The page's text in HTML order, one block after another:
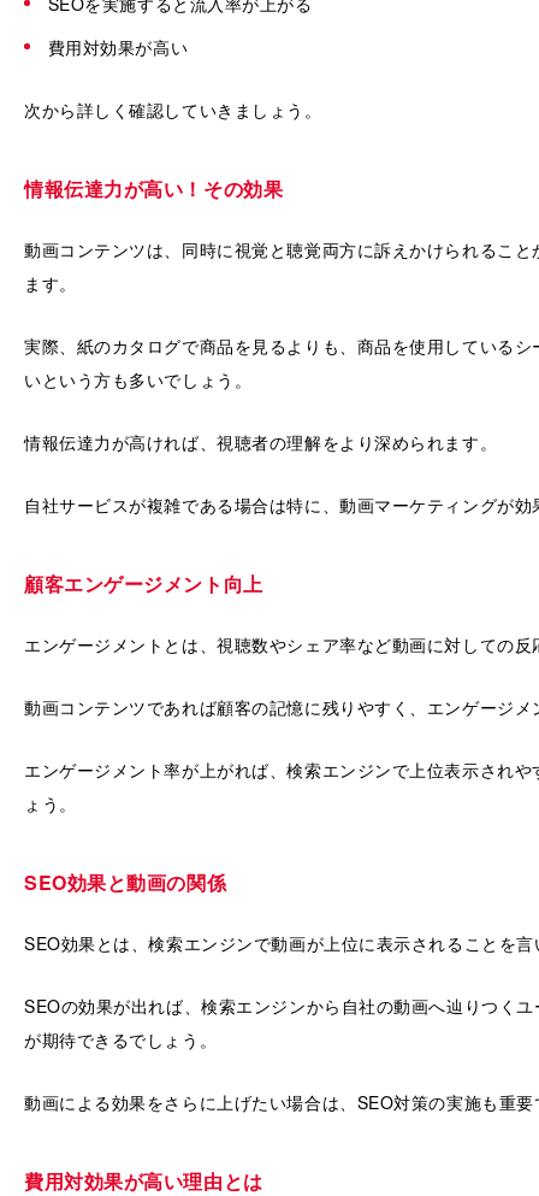
費用対効果が高い
次から詳しく確認していきましょう。
情報伝達力が高い！その効果
動画コンテンツは、同時に視覚と聴覚両方に訴えかけられるこ
ます。
実際、紙のカタログで商品を見るよりも、商品を使用している
いという方も多いでしょう。
情報伝達力が高ければ、視聴者の理解をより深められます。
自社サービスが複雑である場合は特に、動画マーケティングが
顧客エンゲージメント向上
エンゲージメントとは、視聴数やシェア率など動画に対しての反
動画コンテンツであれば顧客の記憶に残りやすく、エンゲージ
エンゲージメント率が上がれば、検索エンジンで上位表示され
ょう。
SEO効果と動画の関係
SEO効果とは、検索エンジンで動画が上位に表示されることを
SEOの効果が出れば、検索エンジンから自社の動画へ辿りつく
が期待できるでしょう。
動画による効果をさらに上げたい場合は、SEO対策の実施も重要
費用対効果が高い理由とは